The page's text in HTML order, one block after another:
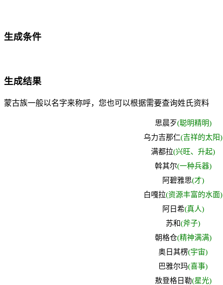
生成条件
生成结果
蒙古族一般以名字来称呼，您也可以根据需要查询姓氏资料
思晨歹(聪明精明)
乌力吉那仁(吉祥的太阳)
满都拉(兴旺、升起)
斡其尔(一种兵器)
阿碧雅思(才)
白嘎拉(资源丰富的水面)
阿日希(真人)
苏和(斧子)
朝格仓(精神满满)
奥日其楞(宇宙)
巴雅尔玛(喜事)
敖登格日勒(星光)